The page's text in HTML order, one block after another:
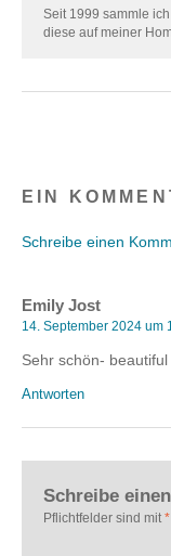
Seit 1999 sammle
diese auf meiner
EIN
Schreibe einen
Emily Jost
14. September 2024 um
Sehr schön- beautiful
Antworten
Schreibe
Pflichtfelder sind mit *